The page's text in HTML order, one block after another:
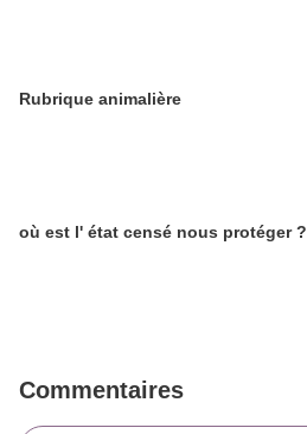
Rubrique animalière
où est l' état censé nous protéger ?
Commentaires